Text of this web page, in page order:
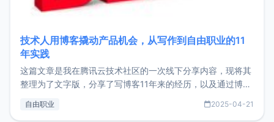
技术人用博客撬动产品机会，从写作到自由职业的11
年实践
这篇文章是我在腾讯云技术社区的一次线下分享内容，现将其
整理为了文字版，分享了写博客11年来的经历，以及通过博客
了我的首个产品ImgURL的真实数据和产品现状。自我介绍大
自由职业 2025-04-21